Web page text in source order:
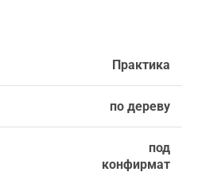
Практика
по дереву
под
конфирмат